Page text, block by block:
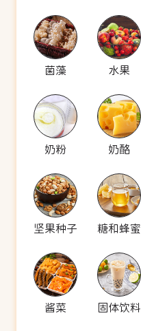
菌藻 水果
奶粉 奶酪
坚果种子 糖和蜂蜜
酱菜 固体饮料